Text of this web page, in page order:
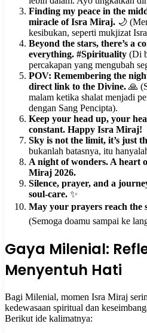
Finding my peace in the
miracle of Isra Miraj. 🌙
kesibukan, seperti mukjizat
Beyond the stars, there’s a
everything. #Spirituality (Di
percakapan yang mengubah
POV: Remembering the
direct link to the Divine. 🙏
malam ketika shalat menjadi
dengan Sang Pencipta).
Keep your head up, your
constant. Happy Isra Miraj!
Sky is not the limit, it’s just
bukanlah batasnya, itu
A night of wonders. A heart
Miraj 2026.
Silence, prayer, and a
soul-care. ✨
May your prayers reach the
(Semoga doamu sampai ke
Gaya Milenial:
Menyentuh Hati
Bagi Milenial, momen Isra Miraj
kedewasaan spiritual dan
Berikut ide kalimatnya: